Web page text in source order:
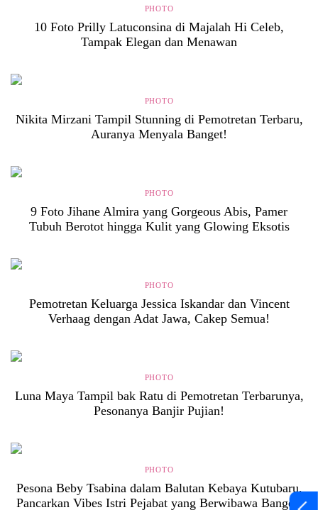
PHOTO
10 Foto Prilly Latuconsina di Majalah Hi Celeb,
Tampak Elegan dan Menawan
PHOTO
Nikita Mirzani Tampil Stunning di Pemotretan Terbaru,
Auranya Menyala Banget!
PHOTO
9 Foto Jihane Almira yang Gorgeous Abis, Pamer
Tubuh Berotot hingga Kulit yang Glowing Eksotis
PHOTO
Pemotretan Keluarga Jessica Iskandar dan Vincent
Verhaag dengan Adat Jawa, Cakep Semua!
PHOTO
Luna Maya Tampil bak Ratu di Pemotretan Terbarunya,
Pesonanya Banjir Pujian!
PHOTO
Pesona Beby Tsabina dalam Balutan Kebaya Kutubaru,
Pancarkan Vibes Istri Pejabat yang Berwibawa Banget!